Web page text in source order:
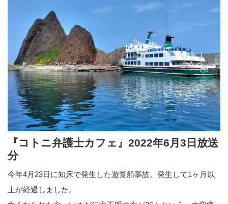
『コトニ弁護士カフェ』2022年6月3日放送
分
今年4月23日に知床で発生した遊覧船事故。発生して1ヶ月以
上が経過しました。